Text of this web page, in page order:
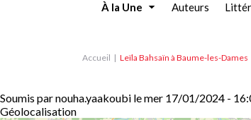
À la Une Auteurs
Accueil Leïla Bahsaïn à Baume-les-Dames
Soumis parnouha.yaakoubi lemer 17/01/2024 -
Géolocalisation